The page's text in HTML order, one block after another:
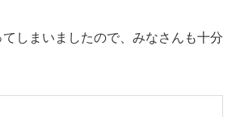
しまいましたので、みなさんも十分